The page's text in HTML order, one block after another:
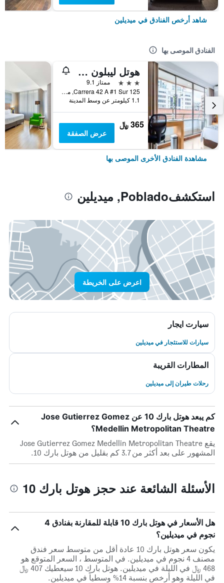
شاهد أرخص الفنادق في ميديلين
الفنادق الموصى بها
هوتل ليبلون سويتس ميلا دي أورو
3 نجوم
ممتاز 9.1
Carrera 42 A #1 Sur 125, ميديلين, كولومبيا
1.1 كيلومتر عن وسط المدينة
365 ﷼
عرض الصفقة
مشاهدة الفنادق الأخرى الموصى بها
استكشفPoblado, ميديلين
اعرض على الخريطة
سيارت ايجار
سيارات للاستئجار في ميديلين
المطارات القريبة
رحلات طيران إلى ميديلين
كم يبعد هوتل بارك 10 عن Jose Gutierrez Gomez
Medellin Metropolitan Theatre؟
يقع Jose Gutierrez Gomez Medellin Metropolitan Theatre
المشهور على بعد أكثر من 3.7 كم بقليل من هوتل بارك 10.
الأسئلة الشائعة عند حجز هوتل بارك 10
هل الأسعار في هوتل بارك 10 قابلة للمقارنة بفنادق 4
نجوم في ميديلين؟
يكون سعر هوتل بارك 10 عادة أقل من متوسط ​​سعر فندق
مصنف 4 نجوم في ميديلين. في المتوسط ، السعر المتوقع هو
468 ﷼ في الليلة في ميديلين. هوتل بارك 10 سيعطيك 407 ﷼
في الليلة وهو أرخص بنسبة 14% وسطياً في ميديلين.